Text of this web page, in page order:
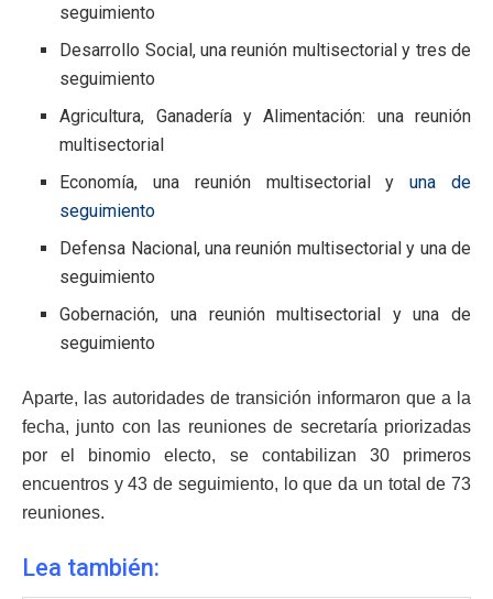
seguimiento
Desarrollo Social, una reunión multisectorial y tres de
seguimiento
Agricultura, Ganadería y Alimentación: una reunión
multisectorial
Economía, una reunión multisectorial yuna de
seguimiento
Defensa Nacional, una reunión multisectorial y una de
seguimiento
Gobernación, una reunión multisectorial y una de
seguimiento
Aparte, las autoridades de transición informaron que a la
fecha, junto con las reuniones de secretaría priorizadas
por el binomio electo, se contabilizan 30 primeros
encuentros y 43 de seguimiento, lo que da un total de 73
reuniones.
Lea también: